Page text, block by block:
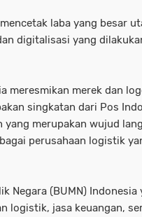
laba yang besar
digitalisasi yang
meresmikan merek dan
singkatan dari Pos
merupakan wujud
perusahaan logistik
Negara (BUMN) Indonesia
logistik, jasa keuangan,